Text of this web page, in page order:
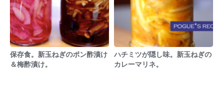
保存食。新玉ねぎのポン酢漬け
＆梅酢漬け。
ハチミツが隠し味。新玉ねぎの
カレーマリネ。